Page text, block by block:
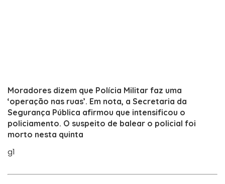
Moradores dizem que Polícia Militar faz uma
‘operação nas ruas’. Em nota, a Secretaria da
Segurança Pública afirmou que intensificou o
policiamento. O suspeito de balear o policial foi
morto nesta quinta
g1